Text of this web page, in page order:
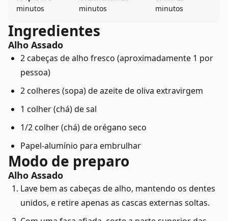
minutos
minutos
minutos
Ingredientes
Alho Assado
2 cabeças de alho fresco (aproximadamente 1 por
pessoa)
2 colheres (sopa) de azeite de oliva extravirgem
1 colher (chá) de sal
1/2 colher (chá) de orégano seco
Papel-alumínio para embrulhar
Modo de preparo
Alho Assado
Lave bem as cabeças de alho, mantendo os dentes
unidos, e retire apenas as cascas externas soltas.